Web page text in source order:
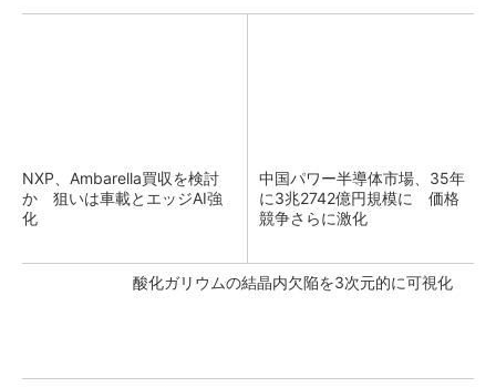
NXP、Ambarella買収を検討
か 狙いは車載とエッジAI強
化
中国パワー半導体市場、35年
に3兆2742億円規模に 価格
競争さらに激化
酸化ガリウムの結晶内欠陥を3次元的に可視化